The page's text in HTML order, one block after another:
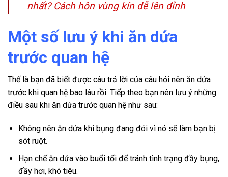
nhất? Cách hôn vùng kín dễ lên đỉnh
Một số lưu ý khi ăn dứa
trước quan hệ
Thế là bạn đã biết được câu trả lời của câu hỏi nên ăn dứa
trước khi quan hệ bao lâu rồi. Tiếp theo bạn nên lưu ý những
điều sau khi ăn dứa trước quan hệ như sau:
Không nên ăn dứa khi bụng đang đói vì nó sẽ làm bạn bị
sót ruột.
Hạn chế ăn dứa vào buổi tối để tránh tình trạng đầy bụng,
đầy hơi, khó tiêu.